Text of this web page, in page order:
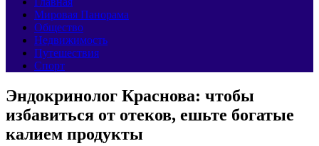
Мировая Панорама
Общество
Недвижимость
Путешествия
Спорт
Эндокринолог Краснова: чтобы
избавиться от отеков, ешьте богатые
калием продукты